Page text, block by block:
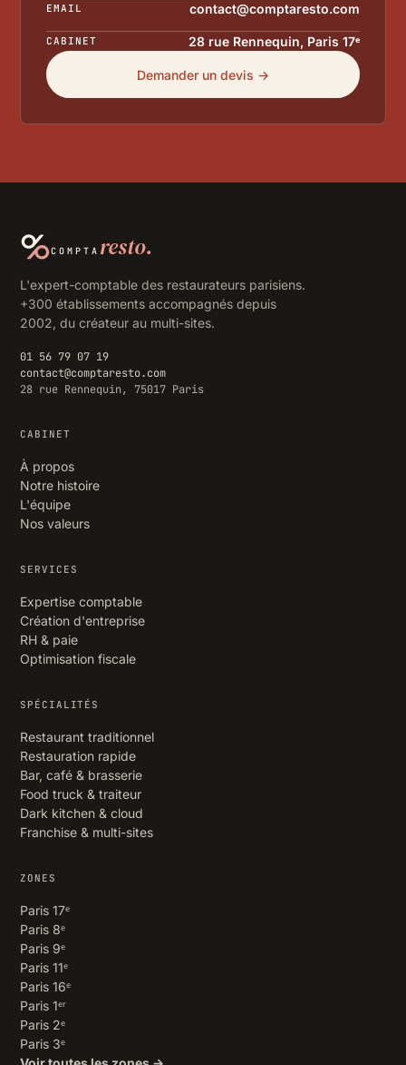
EMAIL contact@comptaresto.com
CABINET 28 rue Rennequin, Paris 17ᵉ
Demander un devis →
COMPTA resto.
L'expert-comptable des restaurateurs parisiens.
+300 établissements accompagnés depuis
2002, du créateur au multi-sites.
01 56 79 07 19
contact@comptaresto.com
28 rue Rennequin, 75017 Paris
CABINET
À propos
Notre histoire
L'équipe
Nos valeurs
SERVICES
Expertise comptable
Création d'entreprise
RH & paie
Optimisation fiscale
SPÉCIALITÉS
Restaurant traditionnel
Restauration rapide
Bar, café & brasserie
Food truck & traiteur
Dark kitchen & cloud
Franchise & multi-sites
ZONES
Paris 17ᵉ
Paris 8ᵉ
Paris 9ᵉ
Paris 11ᵉ
Paris 16ᵉ
Paris 1ᵉʳ
Paris 2ᵉ
Paris 3ᵉ